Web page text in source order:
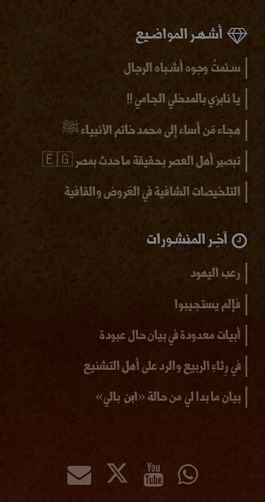
أشـهـر المواضـيع
سـئمتُ وجوه أشـباه الرجال
يا نابزي بالمدخلي الجامي !!
هجاء مَن أساء إلى محمد خاتم الأنبياء ﷺ
تبصير أهل العصر بحقيقة ما حدث بمصر 🇪🇬
التلخيصات الشافية في العَروض والقافية
آخِـر المنشـورات
رعب اليهود
فإلم يستجيبوا
أبيات معدودة في بيان حال عبودة
في رِثاءِ الربيع والرد على أهل التشنيع
بيان ما بدا لي من حالة «ابن بالي»